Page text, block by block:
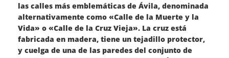
las calles más emblemáticas de Ávila, denominada
alternativamente como «Calle de la Muerte y la
Vida» o «Calle de la Cruz Vieja». La cruz está
fabricada en madera, tiene un tejadillo protector,
y cuelga de una de las paredes del conjunto de